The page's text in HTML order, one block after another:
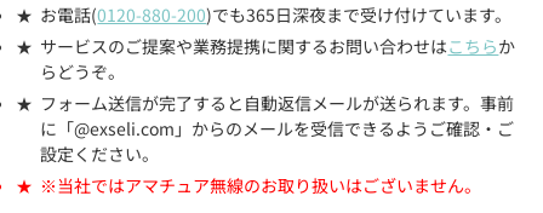
お電話(0120-880-200)でも365日深夜まで受け付けています。
サービスのご提案や業務提携に関するお問い合わせはこちらか
らどうぞ。
フォーム送信が完了すると自動返信メールが送られます。事前
に「@exseli.com」からのメールを受信できるようご確認・ご
設定ください。
※当社ではアマチュア無線のお取り扱いはございません。